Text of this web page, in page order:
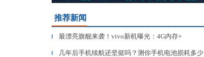
推荐新闻
▎ 最漂亮旗舰来袭！vivo新机曝光：4G内存+
▎ 几年后手机续航还坚挺吗？测你手机电池损耗多少